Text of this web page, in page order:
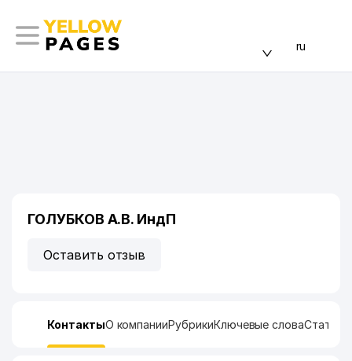
ru
ГОЛУБКОВ А.В. ИндП
Оставить отзыв
КонтактыО компанииРубрикиКлючевые слова